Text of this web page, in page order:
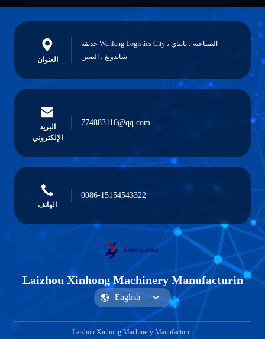
العنوان
حديقة Wenfeng Logistics City الصناعية ، يانتاي ،
شاندونغ ، الصين
البريد
الإلكتروني
774883110@qq.com
الهاتف
0086-15154543322
Laizhou Xinhong Machinery Manufacturin
Laizhou Xinhong Machinery Manufacturin